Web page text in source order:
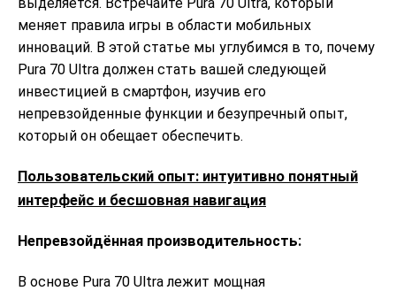
меняет правила игры в области мобильных
инноваций. В этой статье мы углубимся в то, почему
Pura 70 Ultra должен стать вашей следующей
инвестицией в смартфон, изучив его
непревзойденные функции и безупречный опыт,
который он обещает обеспечить.
Пользовательский опыт: интуитивно понятный
интерфейс и бесшовная навигация
Непревзойдённая производительность:
В основе Pura 70 Ultra лежит мощная